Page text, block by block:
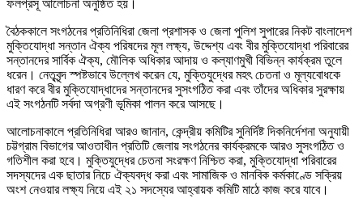
ফলপ্রসূ আলোচনা অনুষ্ঠিত হয়।
বৈঠককালে সংগঠনের প্রতিনিধিরা জেলা প্রশাসক ও জেলা পুলিশ সুপারের নিকট বাংলাদেশ
মুক্তিযোদ্ধা সন্তান ঐক্য পরিষদের মূল লক্ষ্য, উদ্দেশ্য এবং বীর মুক্তিযোদ্ধা পরিবারের
সন্তানদের সার্বিক ঐক্য, মৌলিক অধিকার আদায় ও কল্যাণমুখী বিভিন্ন কার্যক্রম তুলে
ধরেন। নেতৃবৃন্দ স্পষ্টভাবে উল্লেখ করেন যে, মুক্তিযুদ্ধের মহৎ চেতনা ও মূল্যবোধকে
ধারণ করে বীর মুক্তিযোদ্ধাদের সন্তানদের সুসংগঠিত করা এবং তাঁদের অধিকার সুরক্ষায়
এই সংগঠনটি সর্বদা অগ্রণী ভূমিকা পালন করে আসছে।
আলোচনাকালে প্রতিনিধিরা আরও জানান, কেন্দ্রীয় কমিটির সুনির্দিষ্ট দিকনির্দেশনা অনুযায়ী
চট্টগ্রাম বিভাগের আওতাধীন প্রতিটি জেলায় সংগঠনের কার্যক্রমকে আরও সুসংগঠিত ও
গতিশীল করা হবে। মুক্তিযুদ্ধের চেতনা সংরক্ষণ নিশ্চিত করা, মুক্তিযোদ্ধা পরিবারের
সদস্যদের এক ছাতার নিচে ঐক্যবদ্ধ করা এবং সামাজিক ও মানবিক কর্মকাণ্ডে সক্রিয়
অংশ নেওয়ার লক্ষ্য নিয়ে এই ২১ সদস্যের আহ্বায়ক কমিটি মাঠে কাজ করে যাবে।